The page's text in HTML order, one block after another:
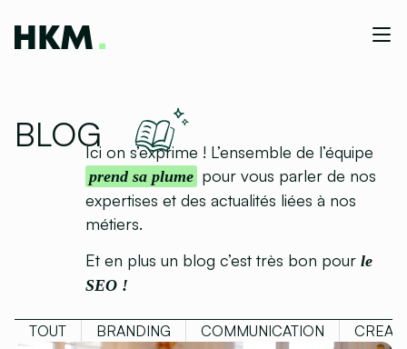
BLOGIci on s’exprime ! L’ensemble de l’équipe
prend sa plume pour vous parler de nos
expertises et des actualités liées à nos
métiers.
Et en plus un blog c’est très bon pour le
SEO !
TOUT BRANDING COMMUNICATION